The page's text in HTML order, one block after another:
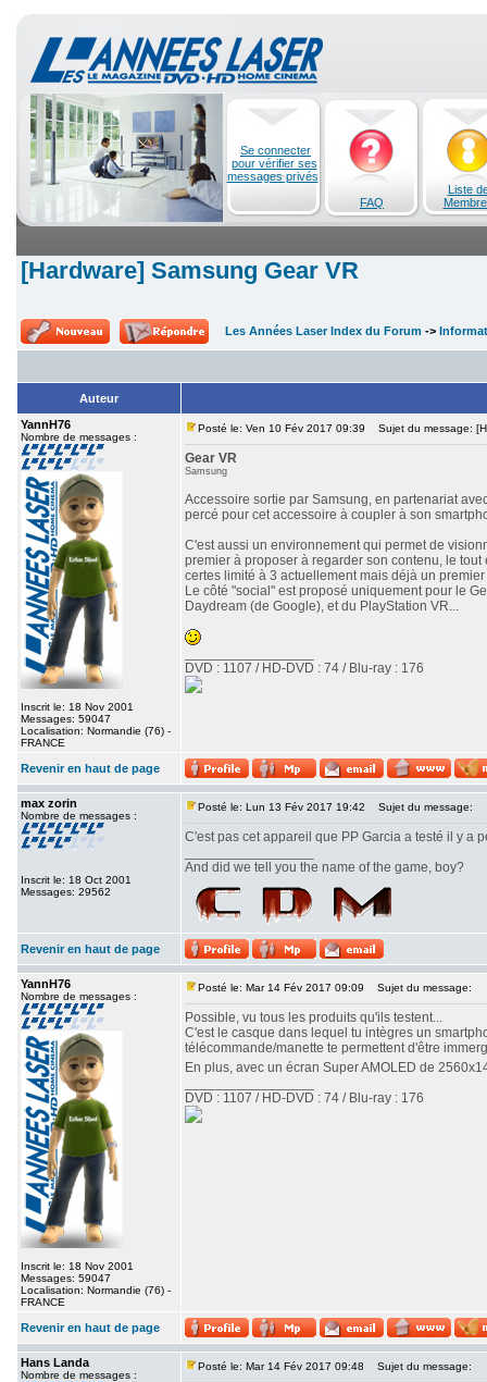
Se connecter
pour vérifier ses
messages privés
FAQ
Liste
[Hardware] Samsung Gear VR
Les Années Laser Index du Forum ->
Auteur
YannH76
Nombre de messages :
Inscrit le: 18 Nov 2001
Messages: 59047
Localisation: Normandie (76) -
FRANCE
Posté le: Ven 10 Fév 2017 09:39 Sujet du message:
Gear VR
Samsung
Accessoire sortie par Samsung, en partenariat
percé pour cet accessoire à coupler à son
C'est aussi un environnement qui permet de
premier à proposer à regarder son contenu, le
certes limité à 3 actuellement mais déjà un premier
Le côté "social" est proposé uniquement pour le
Daydream (de Google), et du PlayStation VR...
DVD : 1107 / HD-DVD : 74 / Blu-ray : 176
Revenir en haut de page
max zorin
Nombre de messages :
Inscrit le: 18 Oct 2001
Messages: 29562
Posté le: Lun 13 Fév 2017 19:42 Sujet du message:
C'est pas cet appareil que PP Garcia a testé il y a
And did we tell you the name of the game, boy?
Revenir en haut de page
YannH76
Nombre de messages :
Inscrit le: 18 Nov 2001
Messages: 59047
Localisation: Normandie (76) -
FRANCE
Posté le: Mar 14 Fév 2017 09:09 Sujet du message:
Possible, vu tous les produits qu'ils testent...
C'est le casque dans lequel tu intègres un
télécommande/manette te permettent d'être
En plus, avec un écran Super AMOLED de
DVD : 1107 / HD-DVD : 74 / Blu-ray : 176
Revenir en haut de page
Hans Landa
Nombre de messages :
Posté le: Mar 14 Fév 2017 09:48 Sujet du message: